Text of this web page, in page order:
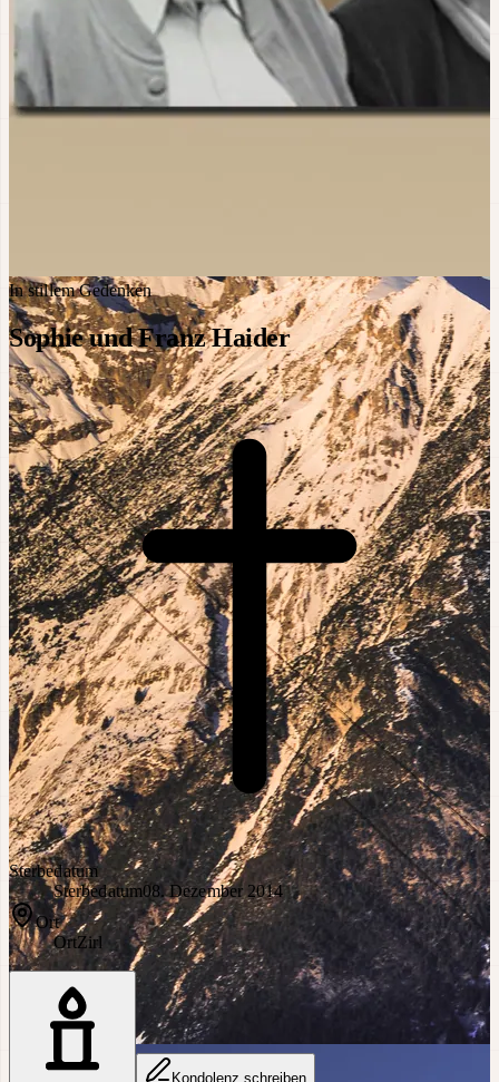
In stillem Gedenken
Sophie und Franz Haider
Sterbedatum
Sterbedatum08. Dezember 2014
Ort
OrtZirl
Kondolenz schreiben